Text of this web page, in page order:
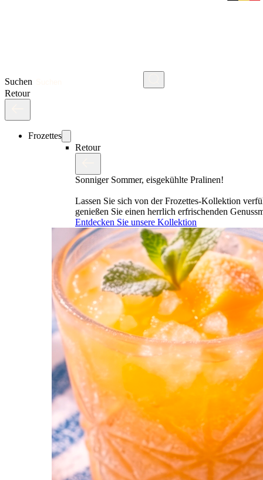
Suchen
Retour
Frozettes
Retour
Sonniger Sommer, eisgekühlte Pralinen!
Lassen Sie sich von der Frozettes-Kollektion
genießen Sie einen herrlich erfrischenden
Entdecken Sie unsere Kollektion